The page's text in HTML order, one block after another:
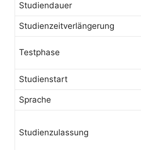
Studiendauer
Studienzeitverlängerung
Testphase
Studienstart
Sprache
Studienzulassung